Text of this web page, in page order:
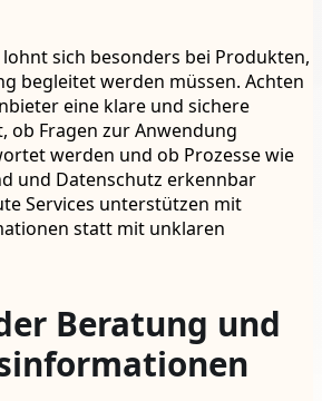
lohnt sich besonders bei Produkten,
begleitet werden müssen. Achten
eine klare und sichere
ob Fragen zur Anwendung
werden und ob Prozesse wie
und Datenschutz erkennbar
Services unterstützen mit
statt mit unklaren
Beratung und